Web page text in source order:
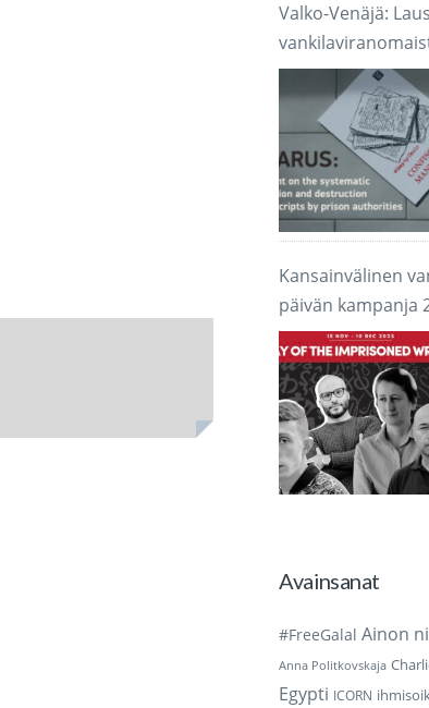
Valko-Venäjä:
järjestelmällisestä
takavarikoinnista
Kansainvälinen
päivän kampanja
Avainsanat
#FreeGalal Ainon
Anna Politkovskaja
Egypti ICORN